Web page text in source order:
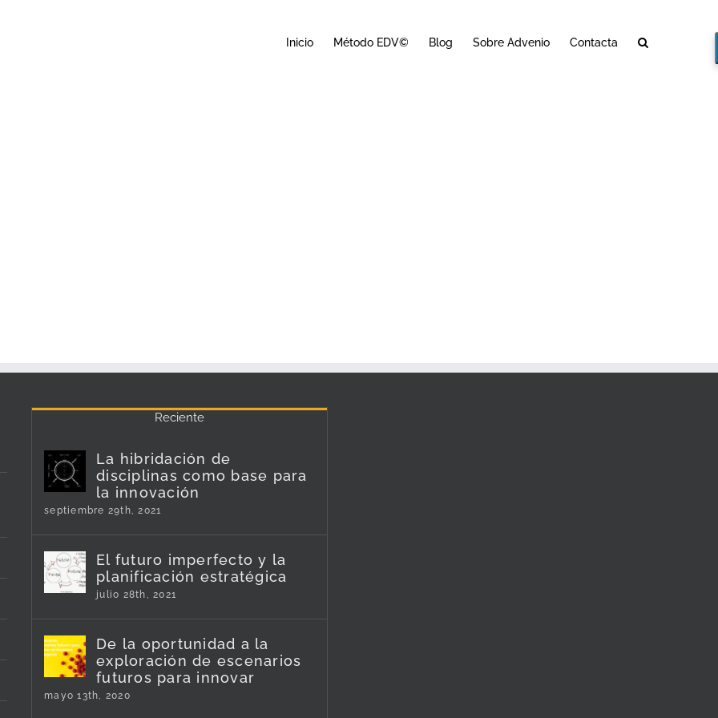
Inicio Método EDV© Blog Sobre Advenio Contacta
Reciente
La hibridación de
disciplinas como base para
la innovación
septiembre 29th, 2021
El futuro imperfecto y la
planificación estratégica
julio 28th, 2021
De la oportunidad a la
exploración de escenarios
futuros para innovar
mayo 13th, 2020